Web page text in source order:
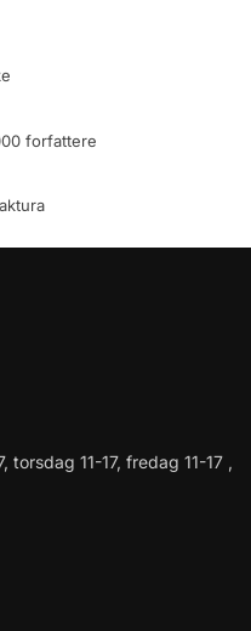
forfattere
11-17, fredag 11-17 ,